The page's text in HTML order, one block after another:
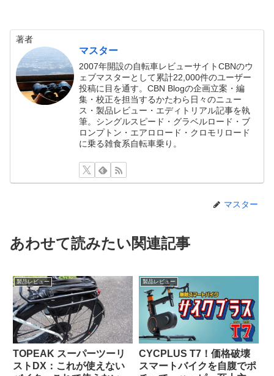
著者
マスター
2007年開設の自転車レビューサイトCBNのウ
ェブマスターとして累計22,000件のユーザー
投稿に目を通す。CBN Blogの企画立案・編
集・校正を担当するかたわら日々のニュー
ス・製品レビュー・エディトリアル記事を執
筆。シングルスピード・グラベルロード・ブ
ロンプトン・エアロロード・クロモリロード
に乗る雑食系自転車乗り。
マスター
あわせて読みたい関連記事
製品レビュー
TOPEAK スーパーツーリ
ストDX：これが使えない
製品レビュー
CYCPLUS T7！価格破壊
スマートバイクを自腹でポ